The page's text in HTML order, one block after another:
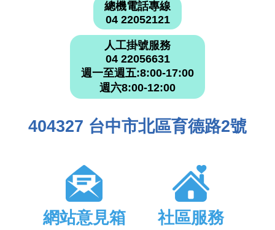
總機電話專線
04 22052121
人工掛號服務
04 22056631
週一至週五:8:00-17:00
週六8:00-12:00
404327 台中市北區育德路2號
網站意見箱 社區服務